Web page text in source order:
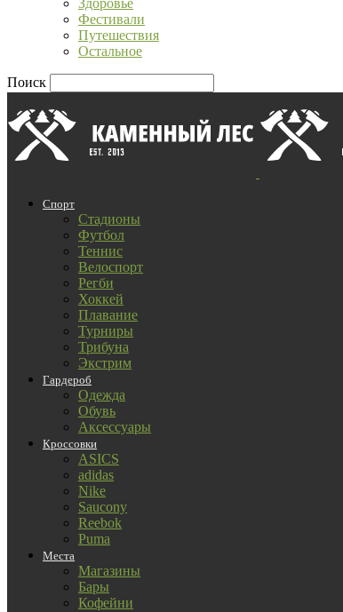
Здоровье
Фестивали
Путешествия
Остальное
Поиск
Спорт
Стадионы
Футбол
Теннис
Велоспорт
Регби
Хоккей
Плавание
Турниры
Трибуна
Экстрим
Гардероб
Одежда
Обувь
Аксессуары
Кроссовки
ASICS
adidas
Nike
Saucony
Reebok
Puma
Места
Магазины
Бары
Кофейни